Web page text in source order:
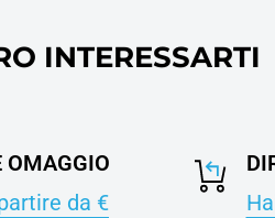
INTERESSARTI
OMAGGIO
da €